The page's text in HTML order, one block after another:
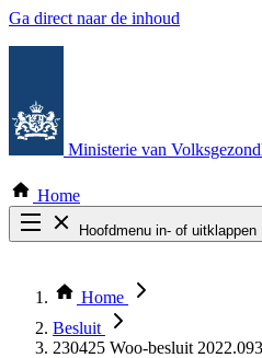
Ga direct naar de inhoud
Ministerie van
Home
Hoofdmenu in- of uitklappen
Thema COVID-19
Bekijk per bestuursorgaan
Home
Besluit
230425 Woo-besluit